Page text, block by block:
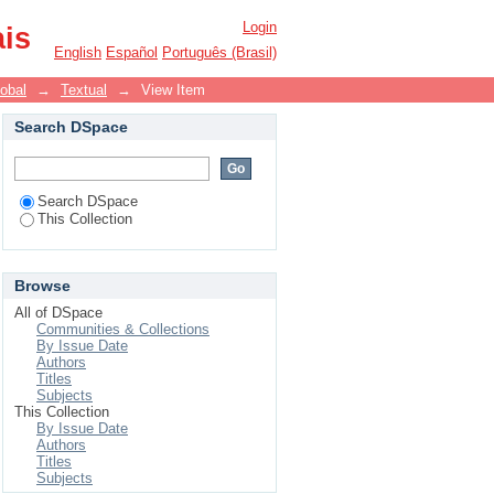
Login
English Español Português (Brasil)
→ Textual → View Item
Search DSpace
Search DSpace
This Collection
Browse
All of DSpace
Communities & Collections
By Issue Date
Authors
Titles
Subjects
This Collection
By Issue Date
Authors
Titles
Subjects